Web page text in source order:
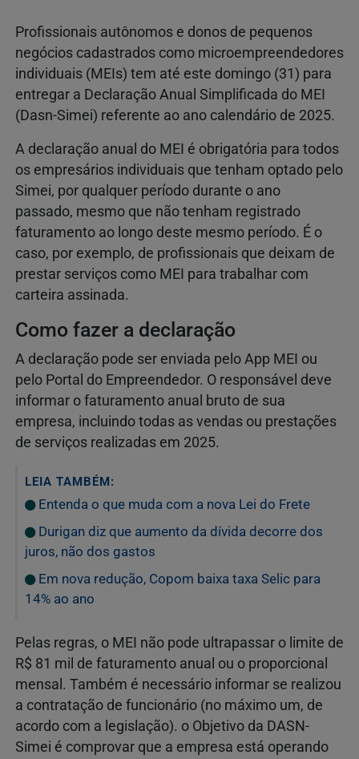
Profissionais autônomos e donos de pequenos
negócios cadastrados como microempreendedores
individuais (MEIs) tem até este domingo (31) para
entregar a Declaração Anual Simplificada do MEI
(Dasn-Simei) referente ao ano calendário de 2025.
A declaração anual do MEI é obrigatória para todos
os empresários individuais que tenham optado pelo
Simei, por qualquer período durante o ano
passado, mesmo que não tenham registrado
faturamento ao longo deste mesmo período. É o
caso, por exemplo, de profissionais que deixam de
prestar serviços como MEI para trabalhar com
carteira assinada.
Como fazer a declaração
A declaração pode ser enviada pelo App MEI ou
pelo Portal do Empreendedor. O responsável deve
informar o faturamento anual bruto de sua
empresa, incluindo todas as vendas ou prestações
de serviços realizadas em 2025.
LEIA TAMBÉM:
Entenda o que muda com a nova Lei do Frete
Durigan diz que aumento da dívida decorre dos
juros, não dos gastos
Em nova redução, Copom baixa taxa Selic para
14% ao ano
Pelas regras, o MEI não pode ultrapassar o limite de
R$ 81 mil de faturamento anual ou o proporcional
mensal. Também é necessário informar se realizou
a contratação de funcionário (no máximo um, de
acordo com a legislação). o Objetivo da DASN-
Simei é comprovar que a empresa está operando